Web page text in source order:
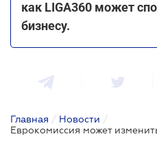
как LIGA360 может
бизнесу.
Главная / Новости /